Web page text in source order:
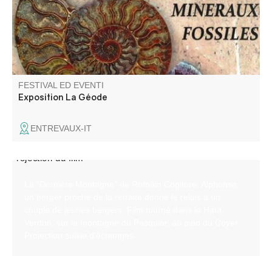
FESTIVAL ED EVENTI
Exposition La Géode
ENTREVAUX-IT